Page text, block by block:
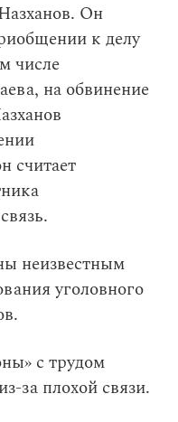
Он
к делу
числе
на обвинение
считает
неизвестным
уголовного
с трудом
за плохой связи.